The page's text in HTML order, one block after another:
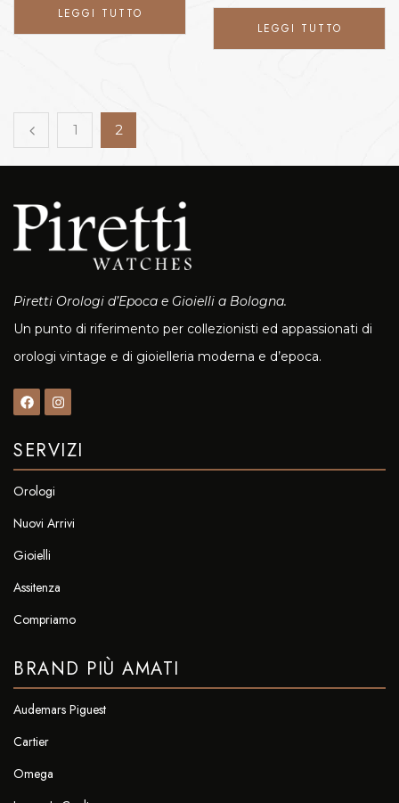
LEGGI TUTTO
LEGGI TUTTO
1 2
Piretti Orologi d’Epoca e Gioielli a Bologna.
Un punto di riferimento per collezionisti ed appassionati di
orologi vintage e di gioielleria moderna e d’epoca.
SERVIZI
Orologi
Nuovi Arrivi
Gioielli
Assitenza
Compriamo
BRAND PIÙ AMATI
Audemars Piguest
Cartier
Omega